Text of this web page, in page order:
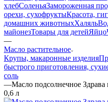
хлебСоленьяЗамороженная
орехи, сухофруктыКрасота,
домашних животныхХаляль
майонезТовары для детейЯйцо
—
Масло растительное
Крупы, макаронные изделия
быстрого приготовления,
соль
—Масло подсолнечное
0,6 л